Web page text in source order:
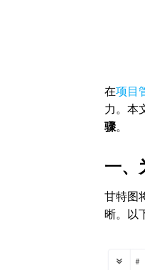
在项目
力。本
骤。
一、
甘特图
晰。以